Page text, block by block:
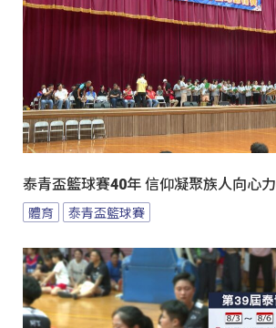
泰青盃籃球賽40年 信仰凝聚族人向心力
體育 泰青盃籃球賽